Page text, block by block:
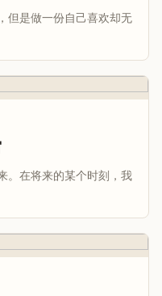
但是做一份自己喜欢却无
。在将来的某个时刻，我